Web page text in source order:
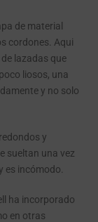
de material
cordones. Aqui
lazadas que
liosos, una
y no solo
y
sueltan una vez
es incómodo.
ha incorporado
en otras